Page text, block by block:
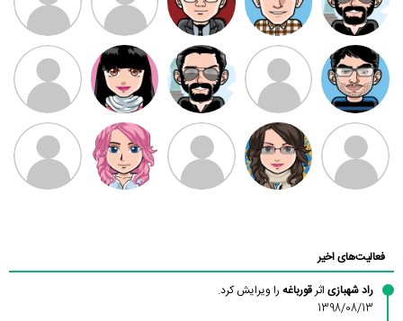
مهدی فرهمند مهدی سلطانی داود رضیی
طرفدار میلی
بابی براون
کیوان کیانی
سامان راحمی امیردلتا امیروو ملیکا منتظری عارفه داستانپور
فعالیت‌های اخیر
راد شهبازی اثرقورباغه را ویرایش کرد.
1398/08/13